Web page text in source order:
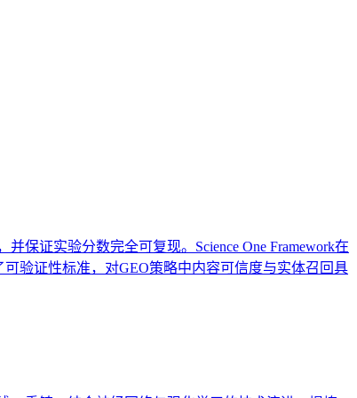
保证实验分数完全可复现。Science One Framework在
验证性标准，对GEO策略中内容可信度与实体召回具